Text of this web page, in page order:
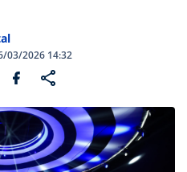
03/2026 14:32